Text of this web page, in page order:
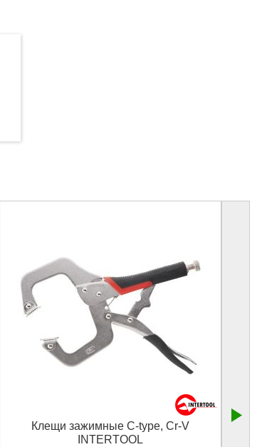
Клещи зажимные C-type, Cr-V
INTERTOOL